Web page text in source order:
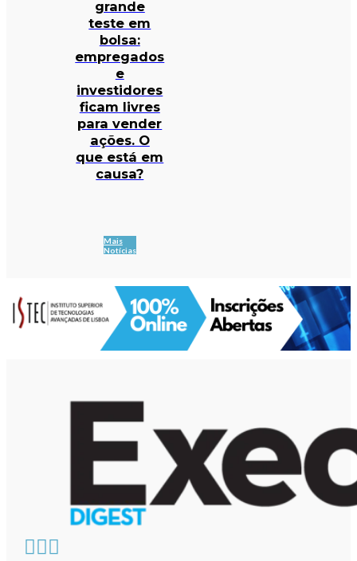
grande
teste em
bolsa:
empregados
e
investidores
ficam livres
para vender
ações. O
que está em
causa?
Mais
Notícias